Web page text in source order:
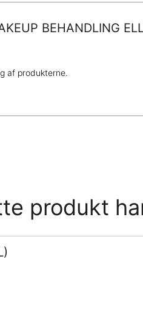
BEHANDLING
af produkterne.
produkt